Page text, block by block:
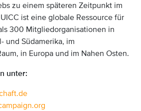
zu einem späteren Zeitpunkt im
ist eine globale Ressource für
300 Mitgliedorganisationen in
und Südamerika, im
in Europa und im Nahen Osten.
unter: